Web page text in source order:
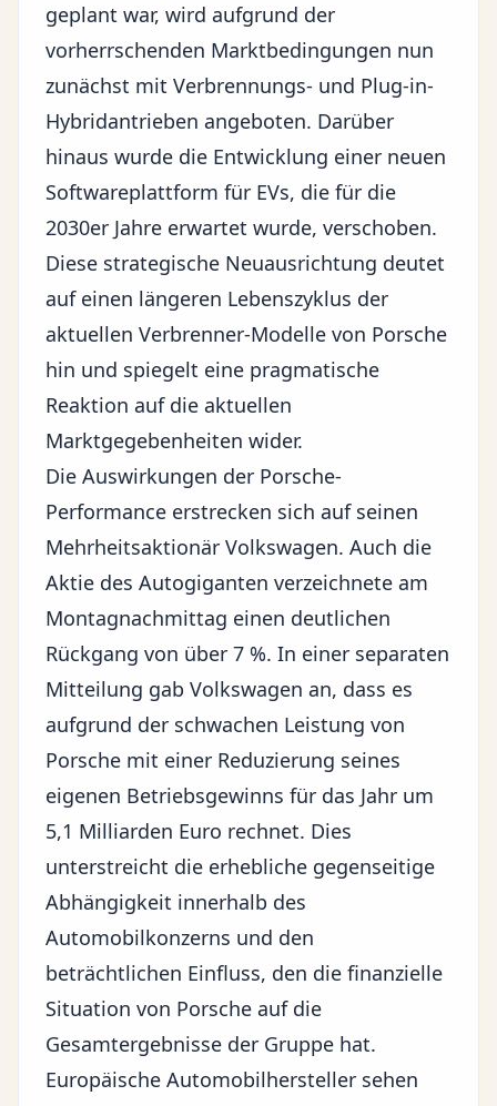
geplant war, wird aufgrund der
vorherrschenden Marktbedingungen nun
zunächst mit Verbrennungs- und Plug-in-
Hybridantrieben angeboten. Darüber
hinaus wurde die Entwicklung einer neuen
Softwareplattform für EVs, die für die
2030er Jahre erwartet wurde, verschoben.
Diese strategische Neuausrichtung deutet
auf einen längeren Lebenszyklus der
aktuellen Verbrenner-Modelle von Porsche
hin und spiegelt eine pragmatische
Reaktion auf die aktuellen
Marktgegebenheiten wider.
Die Auswirkungen der Porsche-
Performance erstrecken sich auf seinen
Mehrheitsaktionär Volkswagen. Auch die
Aktie des Autogiganten verzeichnete am
Montagnachmittag einen deutlichen
Rückgang von über 7 %. In einer separaten
Mitteilung gab Volkswagen an, dass es
aufgrund der schwachen Leistung von
Porsche mit einer Reduzierung seines
eigenen Betriebsgewinns für das Jahr um
5,1 Milliarden Euro rechnet. Dies
unterstreicht die erhebliche gegenseitige
Abhängigkeit innerhalb des
Automobilkonzerns und den
beträchtlichen Einfluss, den die finanzielle
Situation von Porsche auf die
Gesamtergebnisse der Gruppe hat.
Europäische Automobilhersteller sehen